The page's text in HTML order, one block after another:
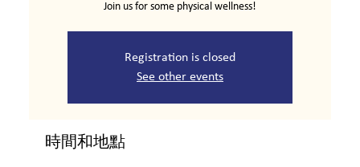
Join us for some physical wellness!
Registration is closed
See other events
時間和地點